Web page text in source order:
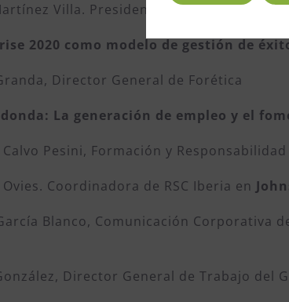
Villa. Presidente del Club Asturiano
2020 como modelo de gestión de
Director General de Forética
La generación de empleo y el
Pesini, Formación y
Coordinadora de RSC Iberia en
Blanco, Comunicación Corporativa
Director General de Trabajo del